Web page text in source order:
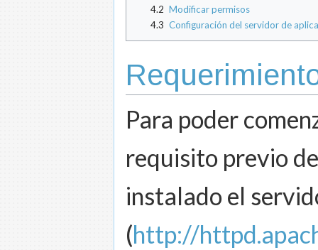
4.2 Modificar permisos
4.3 Configuración del servidor de
Para poder
requisito previo
instalado el
(http://